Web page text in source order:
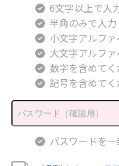
6文字以上で入
半角のみで入
小文字アルフ
大文字アルフ
数字を含めて
記号を含めて
パスワードを